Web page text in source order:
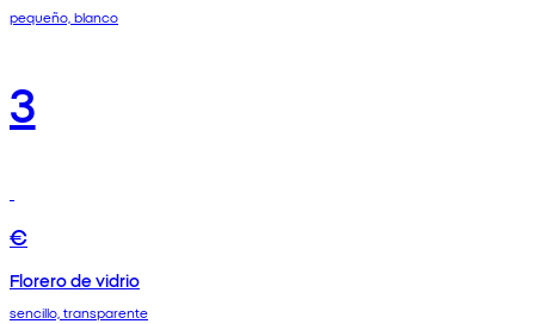
pequeño, blanco
3
€
Florero de vidrio
sencillo, transparente